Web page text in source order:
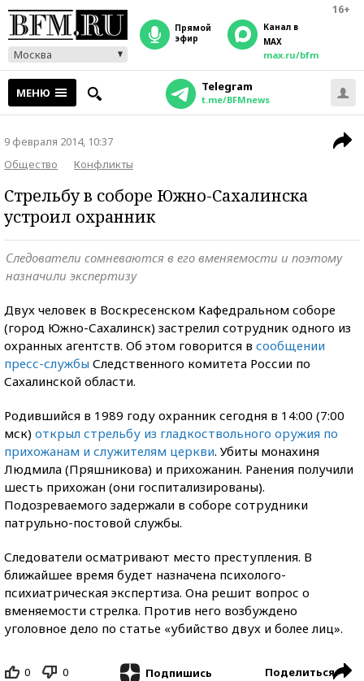
16+
Москва
прямой
эфир
Канал в
MAX
max.ru/bfm
МЕНЮ Telegram
t.me/BFMnews
9 февраля 2014, 10:37
Общество
Конфликты
Стрельбу в соборе Южно-Сахалинска
устроил охранник
Следователи сомневаются в его вменяемости и поэтому
назначили экспертизу
Двух человек в Воскресенском Кафедральном соборе
(город Южно-Сахалинск) застрелил сотрудник одного из
охранных агентств. Об этом говорится в сообщении
пресс-службы Следственного комитета России по
Сахалинской области.
Родившийся в 1989 году охранник сегодня в 14:00 (7:00
мск) открыл стрельбу из гладкоствольного оружия по
прихожанам и служителям церкви. Убиты монахиня
Людмила (Пряшникова) и прихожанин. Ранения получили
шесть прихожан (они госпитализированы).
Подозреваемого задержали в соборе сотрудники
патрульно-постовой службы.
Следователи осматривают место преступления. В
ближайшее время будет назначена психолого-
психиатрическая экспертиза. Она решит вопрос о
вменяемости стрелка. Против него возбуждено
уголовное дело по статье «убийство двух и более лиц».
0 0 Подпишись Поделиться